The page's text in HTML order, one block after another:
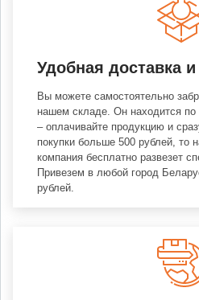
Удобная доставка
Вы можете самостоятельно
нашем складе. Он находится
– оплачивайте продукцию и
покупки больше 500 рублей, то
компания бесплатно развезет
Привезем в любой город
рублей.